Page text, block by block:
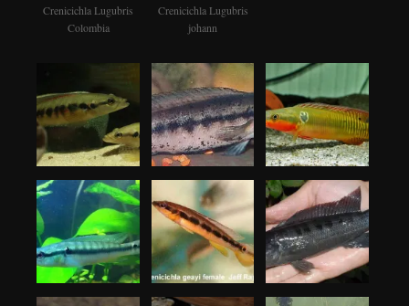
Crenicichla Lugubris
Colombia
Crenicichla Lugubris
johann